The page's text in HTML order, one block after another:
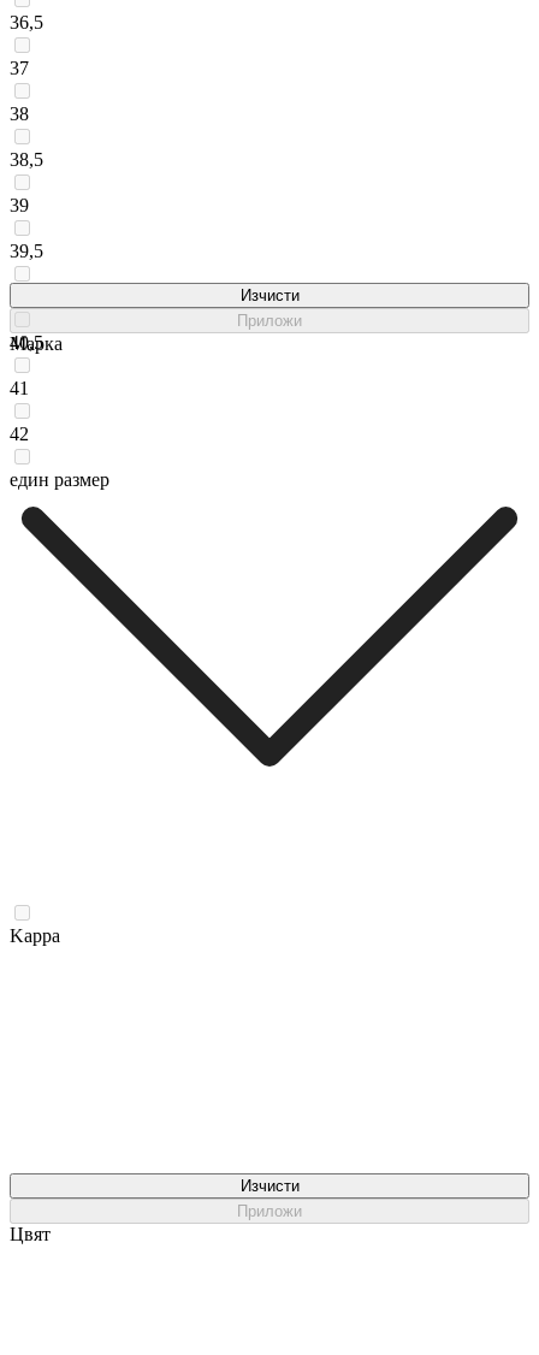
36,5
37
38
38,5
39
39,5
40,5
41
42
един размер
Изчисти
Приложи
Марка
Kappa
Изчисти
Приложи
Цвят